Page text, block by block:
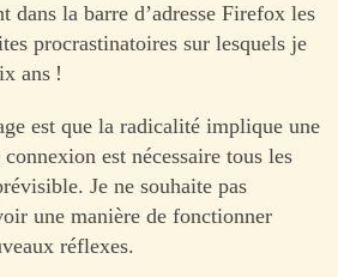
dans la barre d’adresse Firefox les
procrastinatoires sur lesquels je
ans !
est que la radicalité implique une
est nécessaire tous les
Je ne souhaite pas
une manière de fonctionner
réflexes.